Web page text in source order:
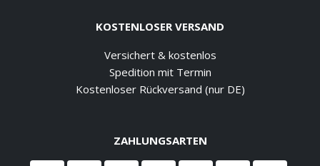
KOSTENLOSER VERSAND
Versichert & kostenlos
Spedition mit Termin
Kostenloser Rückversand (nur DE)
ZAHLUNGSARTEN